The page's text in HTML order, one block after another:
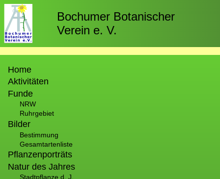
Direkt
zum
Inhalt
Bochumer Botanischer
Verein e. V.
Home
Aktivitäten
Funde
NRW
Ruhrgebiet
Bilder
Bestimmung
Gesamtartenliste
Pflanzenporträts
Natur des Jahres
Stadtpflanze d. J.